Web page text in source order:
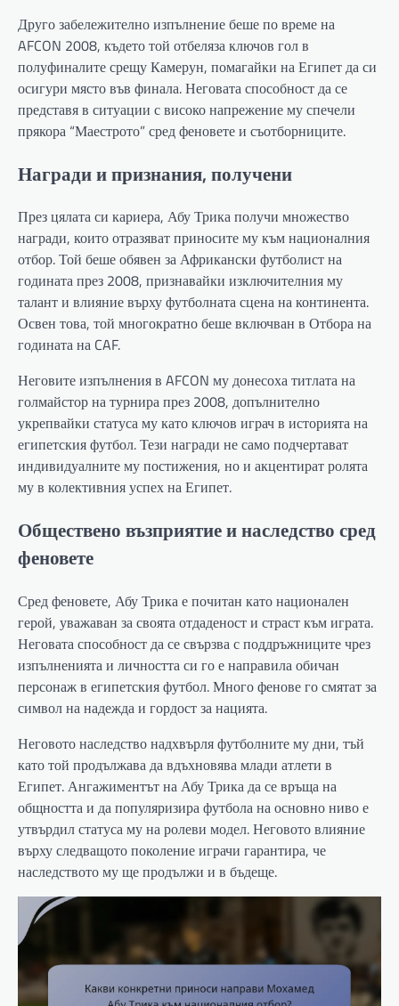
Друго забележително изпълнение беше по време на
AFCON 2008, където той отбеляза ключов гол в
полуфиналите срещу Камерун, помагайки на Египет да си
осигури място във финала. Неговата способност да се
представя в ситуации с високо напрежение му спечели
прякора “Маестрото” сред феновете и съотборниците.
Награди и признания, получени
През цялата си кариера, Абу Трика получи множество
награди, които отразяват приносите му към националния
отбор. Той беше обявен за Африкански футболист на
годината през 2008, признавайки изключителния му
талант и влияние върху футболната сцена на континента.
Освен това, той многократно беше включван в Отбора на
годината на CAF.
Неговите изпълнения в AFCON му донесоха титлата на
голмайстор на турнира през 2008, допълнително
укрепвайки статуса му като ключов играч в историята на
египетския футбол. Тези награди не само подчертават
индивидуалните му постижения, но и акцентират ролята
му в колективния успех на Египет.
Обществено възприятие и наследство сред
феновете
Сред феновете, Абу Трика е почитан като национален
герой, уважаван за своята отдаденост и страст към играта.
Неговата способност да се свързва с поддръжниците чрез
изпълненията и личността си го е направила обичан
персонаж в египетския футбол. Много фенове го смятат за
символ на надежда и гордост за нацията.
Неговото наследство надхвърля футболните му дни, тъй
като той продължава да вдъхновява млади атлети в
Египет. Ангажиментът на Абу Трика да се връща на
общността и да популяризира футбола на основно ниво е
утвърдил статуса му на ролеви модел. Неговото влияние
върху следващото поколение играчи гарантира, че
наследството му ще продължи и в бъдеще.